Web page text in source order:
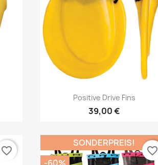
Vorschau
Positive Drive Fins
39,00 €
favorite_border
SONDERPREIS!
favorite_border